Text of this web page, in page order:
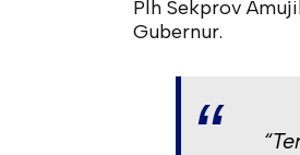
Plh Sekprov
Gubernur.